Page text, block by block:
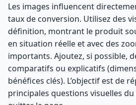
Les images influencent
taux de conversion. Utilisez des
définition, montrant le produit
en situation réelle et avec des
importants. Ajoutez, si possible,
comparatifs ou explicatifs
bénéfices clés). L’objectif est de
principales questions visuelles du